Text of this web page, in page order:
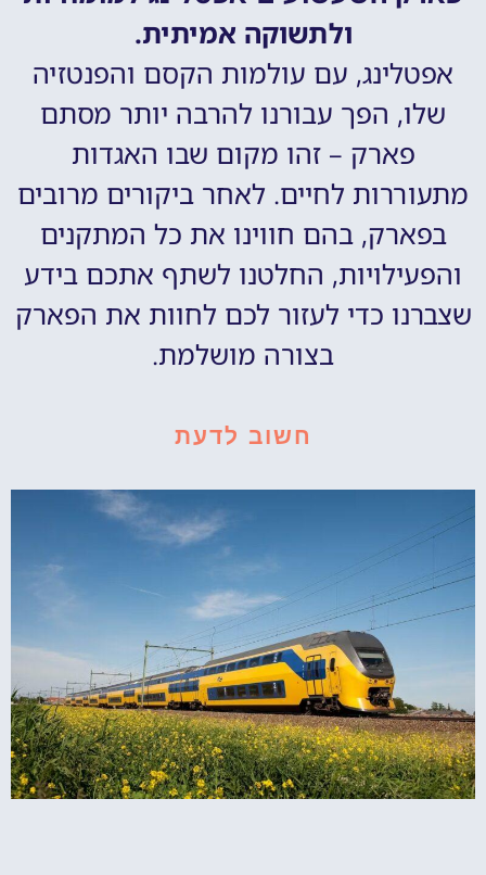
ולתשוקה אמיתית.
אפטלינג, עם עולמות הקסם והפנטזיה
שלו, הפך עבורנו להרבה יותר מסתם
פארק – זהו מקום שבו האגדות
מתעוררות לחיים. לאחר ביקורים מרובים
בפארק, בהם חווינו את כל המתקנים
והפעילויות, החלטנו לשתף אתכם בידע
שצברנו כדי לעזור לכם לחוות את הפארק
בצורה מושלמת.
חשוב לדעת